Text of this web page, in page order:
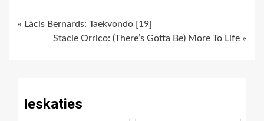
Continue
« Lācis Bernards: Taekvondo [19]
Stacie Orrico: (There’s Gotta Be) More To Life »
Ieskaties